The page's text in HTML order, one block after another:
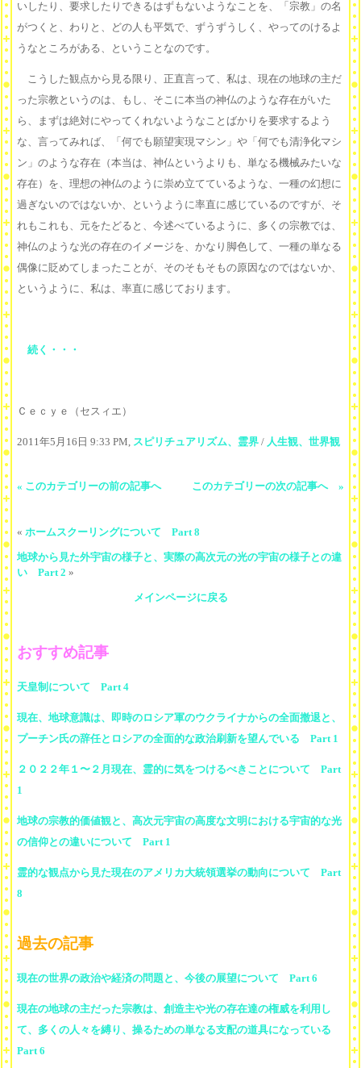
いしたり、要求したりできるはずもないようなことを、「宗教」の名
がつくと、わりと、どの人も平気で、ずうずうしく、やってのけるよ
うなところがある、ということなのです。
こうした観点から見る限り、正直言って、私は、現在の地球の主だ
った宗教というのは、もし、そこに本当の神仏のような存在がいた
ら、まずは絶対にやってくれないようなことばかりを要求するよう
な、言ってみれば、「何でも願望実現マシン」や「何でも清浄化マシ
ン」のような存在（本当は、神仏というよりも、単なる機械みたいな
存在）を、理想の神仏のように崇め立てているような、一種の幻想に
過ぎないのではないか、というように率直に感じているのですが、そ
れもこれも、元をたどると、今述べているように、多くの宗教では、
神仏のような光の存在のイメージを、かなり脚色して、一種の単なる
偶像に貶めてしまったことが、そのそもそもの原因なのではないか、
というように、私は、率直に感じております。
続く・・・
Ｃｅｃｙｅ（セスィエ）
2011年5月16日 9:33 PM, スピリチュアリズム、霊界 / 人生観、世界観
« このカテゴリーの前の記事へ このカテゴリーの次の記事へ »
« ホームスクーリングについて Part 8
地球から見た外宇宙の様子と、実際の高次元の光の宇宙の様子との違
い Part 2 »
メインページに戻る
おすすめ記事
天皇制について Part 4
現在、地球意識は、即時のロシア軍のウクライナからの全面撤退と、
プーチン氏の辞任とロシアの全面的な政治刷新を望んでいる Part 1
２０２２年１〜２月現在、霊的に気をつけるべきことについて Part
1
地球の宗教的価値観と、高次元宇宙の高度な文明における宇宙的な光
の信仰との違いについて Part 1
霊的な観点から見た現在のアメリカ大統領選挙の動向について Part
8
過去の記事
現在の世界の政治や経済の問題と、今後の展望について Part 6
現在の地球の主だった宗教は、創造主や光の存在達の権威を利用し
て、多くの人々を縛り、操るための単なる支配の道具になっている
Part 6